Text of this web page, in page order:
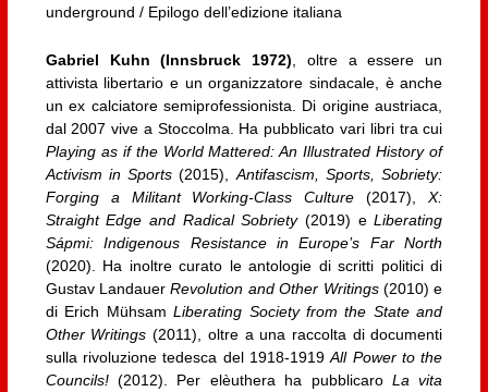
underground / Epilogo dell’edizione italiana
Gabriel Kuhn (Innsbruck 1972) , oltre a essere un
attivista libertario e un organizzatore sindacale, è anche
un ex calciatore semiprofessionista. Di origine austriaca,
dal 2007 vive a Stoccolma. Ha pubblicato vari libri tra cui
Playing as if the World Mattered: An Illustrated History of
Activism in Sports (2015), Antifascism, Sports, Sobriety:
Forging a Militant Working-Class Culture (2017),X:
Straight Edge and Radical Sobriety(2019) eLiberating
Sápmi: Indigenous Resistance in Europe’s Far North
(2020). Ha inoltre curato le antologie di scritti politici di
Gustav LandauerRevolution and Other Writings(2010) e
di Erich MühsamLiberating Society from the State and
Other Writings (2011), oltre a una raccolta di documenti
sulla rivoluzione tedesca del 1918-1919All Power to the
Councils!(2012). Per elèuthera ha pubblicaro La vita